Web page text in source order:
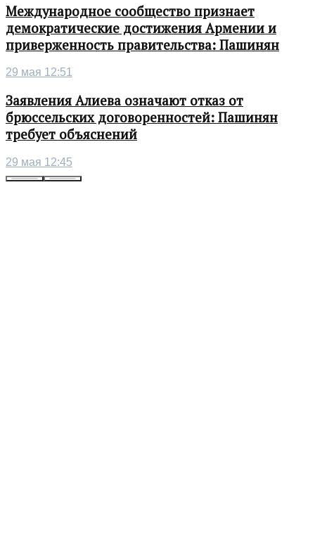
Международное сообщество признает
демократические достижения Армении и
приверженность правительства: Пашинян
29 мая 12:51
Заявления Алиева означают отказ от
брюссельских договоренностей: Пашинян
требует объяснений
29 мая 12:45